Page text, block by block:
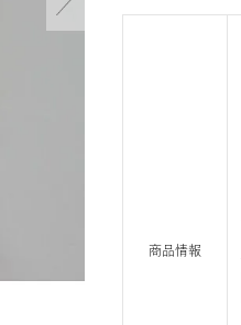
商品情報